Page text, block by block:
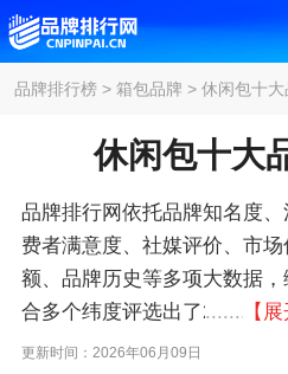
品牌排行榜> 箱包品牌 > 休闲包十
休闲包十大
品牌排行网依托品牌知名度、
费者满意度、社媒评价、市场
额、品牌历史等多项大数据，
合多个纬度评选出了2026年休
包十大品牌排行榜，其中前十
【展
更新时间：2026年06月09日